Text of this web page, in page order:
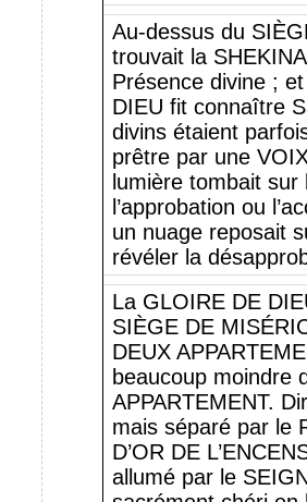
Au-dessus du
trouvait la
Présence divine ;
DIEU fit connaître
divins étaient
prêtre par une
lumière tombait sur
l’approbation ou
un nuage reposait
révéler la
La GLOIRE DE
SIÈGE DE
DEUX
beaucoup moindre
APPARTEMENT.
mais séparé par le
D’OR DE
allumé par le